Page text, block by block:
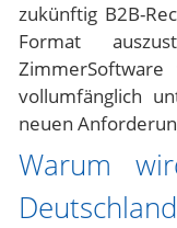
zukünftig B2B-
Format
ZimmerSoftware
vollumfänglich
neuen
Warum